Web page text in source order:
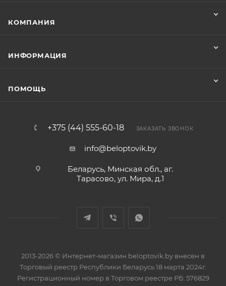
КОМПАНИЯ
ИНФОРМАЦИЯ
ПОМОЩЬ
+375 (44) 555-60-18 ЗАКАЗАТЬ ЗВОНОК
info@beloptovik.by
Беларусь, Минская обл., аг.
Тарасово, ул. Мира, д.1
2013-2026 © Интернет-магазин beloptovik.by внесен в
Торговый реестр Республики Беларусь 18 марта 2024г.
Регистрационный номер в Торговом реестре РБ: 576829